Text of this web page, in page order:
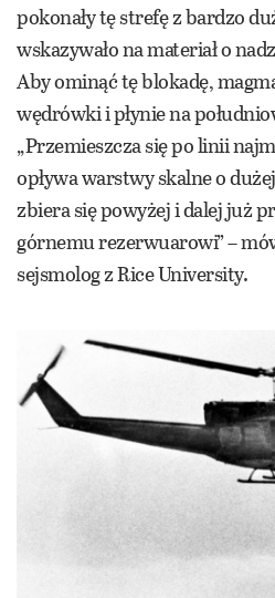
pokonały tę strefę z bardzo
wskazywało na materiał o
Aby ominąć tę blokadę,
wędrówki i płynie na
„Przemieszcza się po linii
opływa warstwy skalne o
zbiera się powyżej i dalej już
górnemu rezerwuarowi” –
sejsmolog z Rice University.